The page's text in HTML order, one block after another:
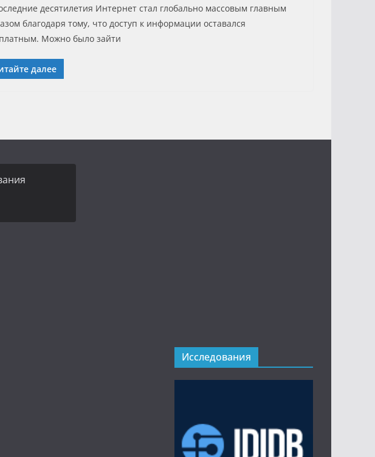
десятилетия Интернет стал глобально массовым главным
благодаря тому, что доступ к информации оставался
Можно было зайти
далее
Исследования